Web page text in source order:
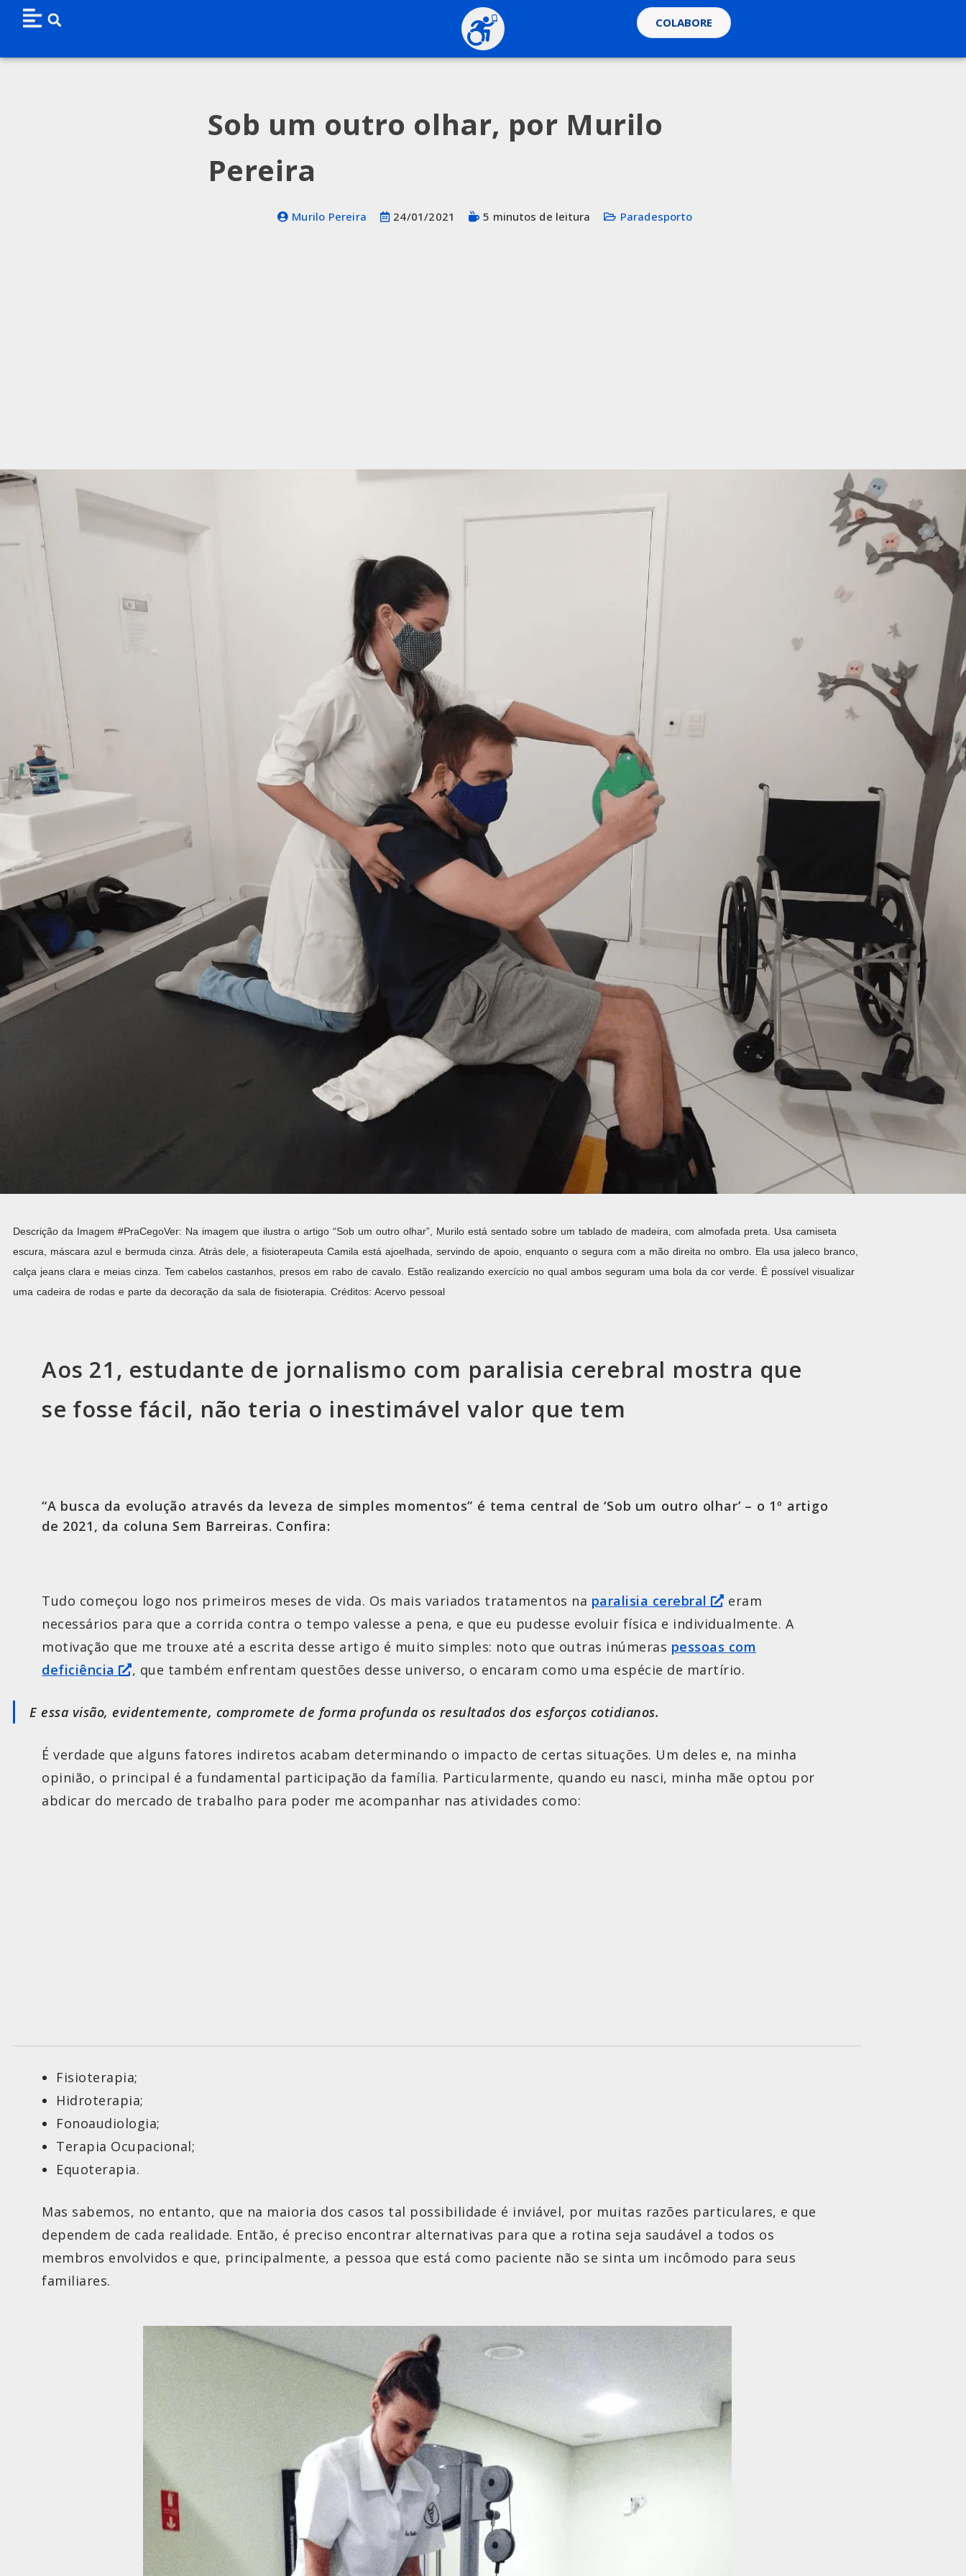
COLABORE
Sob um outro olhar, por Murilo
Pereira
Murilo Pereira 24/01/2021 5 minutos de leitura Paradesporto
Descrição da Imagem #PraCegoVer: Na imagem que ilustra o artigo “Sob um outro olhar”, Murilo está sentado sobre um tablado de madeira, com almofada preta. Usa camiseta
escura, máscara azul e bermuda cinza. Atrás dele, a fisioterapeuta Camila está ajoelhada, servindo de apoio, enquanto o segura com a mão direita no ombro. Ela usa jaleco branco,
calça jeans clara e meias cinza. Tem cabelos castanhos, presos em rabo de cavalo. Estão realizando exercício no qual ambos seguram uma bola da cor verde. É possível visualizar
uma cadeira de rodas e parte da decoração da sala de fisioterapia. Créditos: Acervo pessoal
Aos 21, estudante de jornalismo com paralisia cerebral mostra que
se fosse fácil, não teria o inestimável valor que tem
“A busca da evolução através da leveza de simples momentos” é tema central de ‘Sob um outro olhar’ – o 1º artigo
de 2021, da coluna Sem Barreiras. Confira:
Tudo começou logo nos primeiros meses de vida. Os mais variados tratamentos na paralisia cerebral
eram
necessários para que a corrida contra o tempo valesse a pena, e que eu pudesse evoluir física e individualmente. A
motivação que me trouxe até a escrita desse artigo é muito simples: noto que outras inúmeras pessoas com
deficiência
, que também enfrentam questões desse universo, o encaram como uma espécie de martírio.
E essa visão, evidentemente, compromete de forma profunda os resultados dos esforços cotidianos.
É verdade que alguns fatores indiretos acabam determinando o impacto de certas situações. Um deles e, na minha
opinião, o principal é a fundamental participação da família. Particularmente, quando eu nasci, minha mãe optou por
abdicar do mercado de trabalho para poder me acompanhar nas atividades como:
Fisioterapia;
Hidroterapia;
Fonoaudiologia;
Terapia Ocupacional;
Equoterapia.
Mas sabemos, no entanto, que na maioria dos casos tal possibilidade é inviável, por muitas razões particulares, e que
dependem de cada realidade. Então, é preciso encontrar alternativas para que a rotina seja saudável a todos os
membros envolvidos e que, principalmente, a pessoa que está como paciente não se sinta um incômodo para seus
familiares.